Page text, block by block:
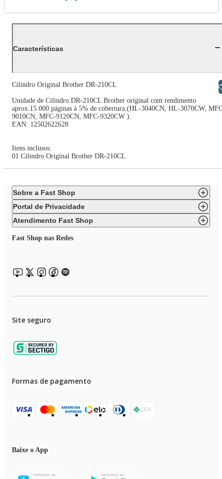
Características
Cilindro Original Brother DR-210CL
Unidade de Cilindro DR-210CL Brother original com rendimento
aprox.15.000 páginas à 5% de cobertura.(HL-3040CN, HL-3070CW,
9010CN, MFC-9120CN, MFC-9320CW ).
EAN: 12502622628
Itens inclusos:
01 Cilindro Original Brother DR-210CL
Sobre a Fast Shop
Portal de Privacidade
Atendimento Fast Shop
Fast Shop nas Redes
Site seguro
Formas de pagamento
Baixe o App